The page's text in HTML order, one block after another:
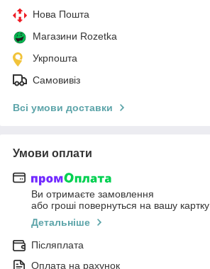
Нова Пошта
Магазини Rozetka
Укрпошта
Самовивіз
Всі умови доставки
Умови оплати
Ви отримаєте замовлення
або гроші повернуться на вашу картку
Детальніше
Післяплата
Оплата на рахунок